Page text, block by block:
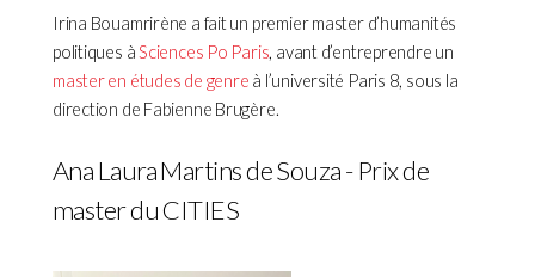
Irina Bouamrirène a fait un premier master d’humanités
politiques àSciences Po Paris, avant d’entreprendre un
master en études de genre à l’université Paris 8, sous la
direction de Fabienne Brugère.
Ana Laura Martins de Souza - Prix de
master du CITIES